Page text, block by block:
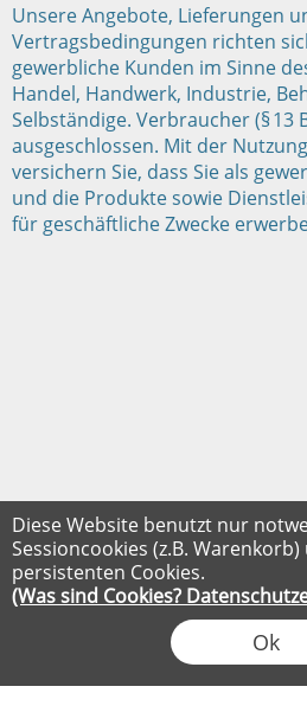
Diese Website benutzt nur
Sessioncookies (z.B.
persistenten Cookies.
(Was sind Cookies?
Ok
Unsere Angebote, Lieferungen
Vertragsbedingungen richten
gewerbliche Kunden im Sinne
Handel, Handwerk, Industrie,
Selbständige. Verbraucher (§ 13
ausgeschlossen. Mit der
versichern Sie, dass Sie als
und die Produkte sowie
für geschäftliche Zwecke
FLOW®